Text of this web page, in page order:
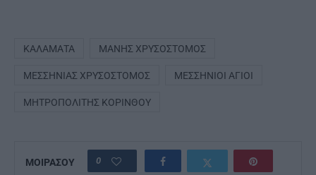
ΚΑΛΑΜΆΤΑ ΜΆΝΗΣ ΧΡΥΣΌΣΤΟΜΟΣ
ΜΕΣΣΗΝΊΑΣ ΧΡΥΣΌΣΤΟΜΟΣ ΜΕΣΣΉΝΙΟΙ ΆΓΙΟΙ
ΜΗΤΡΟΠΟΛΊΤΗΣ ΚΟΡΊΝΘΟΥ
ΜΟΙΡΑΣΟΥ 0